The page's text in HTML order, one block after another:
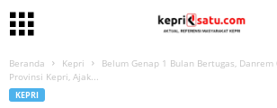
Beranda Kepri
Belum Genap 1 Bulan Bertugas,
Provinsi Kepri, Ajak...
KEPRI